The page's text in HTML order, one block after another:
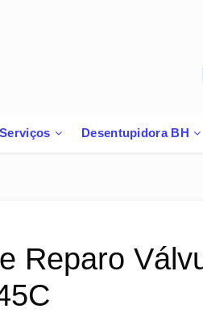
Desentupidora BH
Reparo